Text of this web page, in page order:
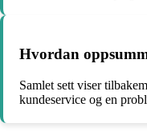
Hvordan
Samlet sett viser
kundeservice og en